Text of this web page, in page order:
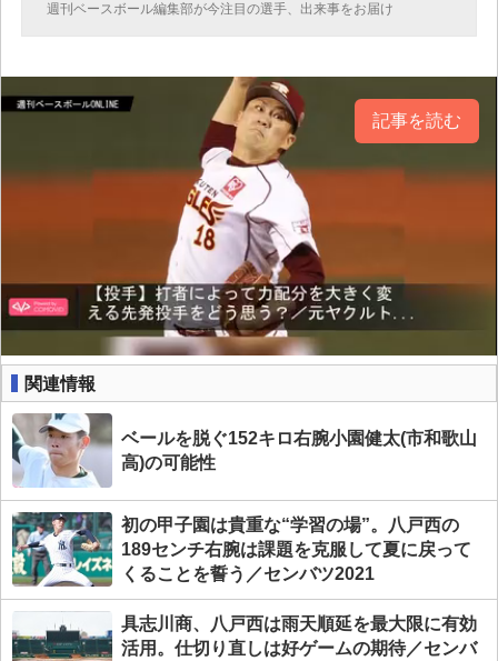
週刊ベースボール編集部が今注目の選手、出来事をお届け
記事を読む
関連情報
ベールを脱ぐ152キロ右腕小園健太(市和歌山
高)の可能性
初の甲子園は貴重な“学習の場”。八戸西の
189センチ右腕は課題を克服して夏に戻って
くることを誓う／センバツ2021
具志川商、八戸西は雨天順延を最大限に有効
活用。仕切り直しは好ゲームの期待／センバ